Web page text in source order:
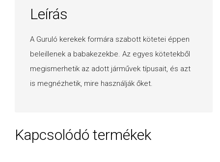
Leírás
A Guruló kerekek formára szabott kötetei éppen
beleillenek a babakezekbe. Az egyes kötetekből
megismerhetik az adott járművek típusait, és azt
is megnézhetik, mire használják őket.
Kapcsolódó termékek